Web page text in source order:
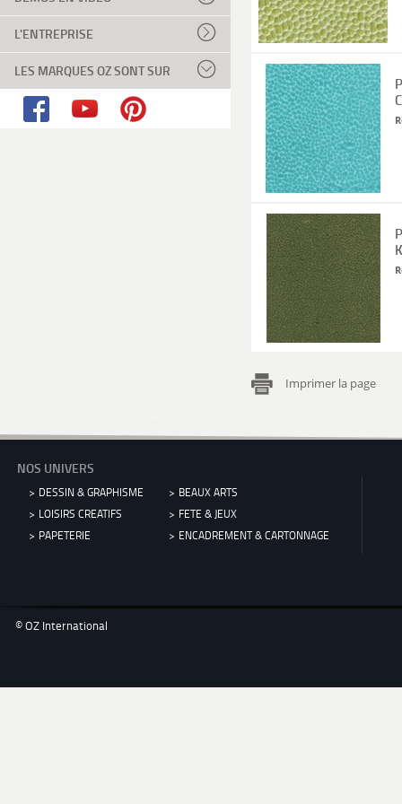
L'ENTREPRISE
LES MARQUES OZ SONT SUR
Imprimer la page
NOS UNIVERS
DESSIN & GRAPHISME
BEAUX ARTS
LOISIRS CREATIFS
FETE & JEUX
PAPETERIE
ENCADREMENT & CARTONNAGE
© OZ International